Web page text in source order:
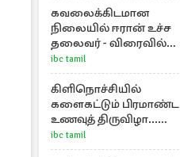
கவலைக்கிடமான
நிலையில் ஈரான் உச்ச
தலைவர் - விரைவில்
மறைவு குறித்த செய்தி
ibc tamil
கிளிநொச்சியில்
களைகட்டும் பிரமாண்ட
உணவுத் திருவிழா...
றீ(ச்)ஷாவில்
கொண்டாட்டம்!
ibc tamil